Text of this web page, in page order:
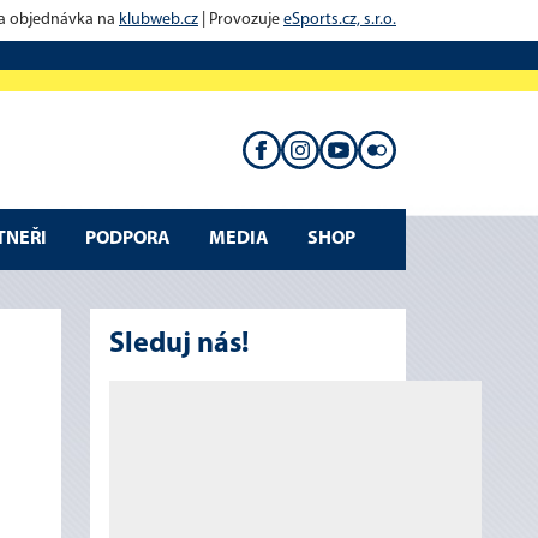
objednávka na klubweb.cz | Provozuje eSports.cz, s.r.o.
PODPORA MEDIA SHOP
Sleduj nás!